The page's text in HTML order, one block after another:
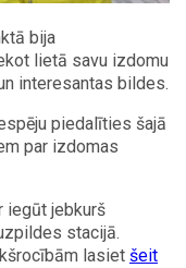
bija
lietā savu izdomu
interesantas bildes.
piedalīties šajā
par izdomas
iegūt jebkurš
stacijā.
lasiet šeit